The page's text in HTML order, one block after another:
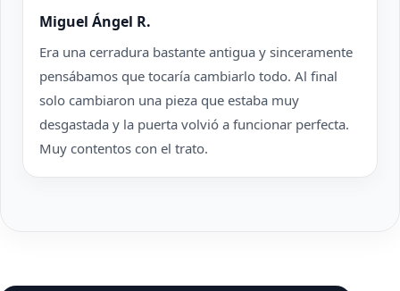
Miguel Ángel R.
Era una cerradura bastante antigua y sinceramente
pensábamos que tocaría cambiarlo todo. Al final
solo cambiaron una pieza que estaba muy
desgastada y la puerta volvió a funcionar perfecta.
Muy contentos con el trato.